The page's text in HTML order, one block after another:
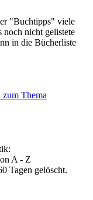
"Buchtipps" viele
noch nicht gelistete
in die Bücherliste
Thema
A - Z
Tagen gelöscht.